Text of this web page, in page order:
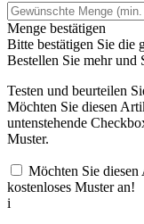
Menge bestätigen
Bitte bestätigen Sie die
Bestellen Sie mehr und
Testen und beurteilen
Möchten Sie diesen
untenstehende
Muster.
Möchten Sie diesen
kostenloses Muster an!
i